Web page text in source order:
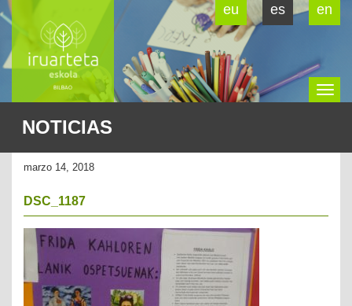
eu es en
NOTICIAS
marzo 14, 2018
DSC_1187